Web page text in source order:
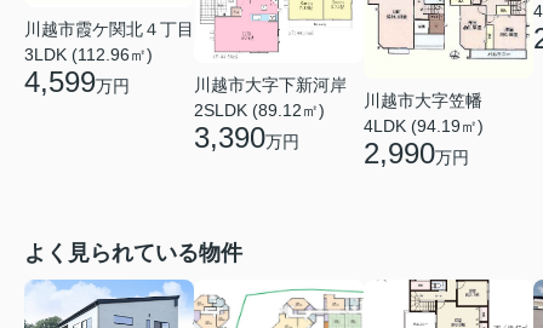
川越市霞ケ関北４丁目
3LDK (112.96㎡)
4,599万円
川越市大字下新河岸
2SLDK (89.12㎡)
3,390万円
川越市大字笠幡
4LDK (94.19㎡)
2,990万円
よく見られている物件